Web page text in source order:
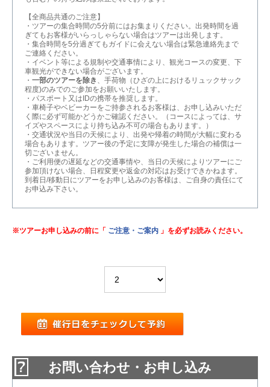
【全商品共通のご注意】
・ツアーの集合時間の5分前にはお集まりください。出発時間を過
ぎてもお客様がいらっしゃらない場合はツアーは出発します。
・集合時間を5分過ぎてもガイドに会えない場合は緊急連絡先まで
ご連絡ください。
・イベント等による規制や交通事情により、観光コースの変更、下
車観光ができない場合がございます。
・ 一部のツアーを除き 、手荷物（ひざの上におけるリュックサック
程度)のみでのご参加をお願いいたします。
・パスポート又はIDの携帯を推奨します。
・車椅子やベビーカーをご持参されるお客様は、お申し込みいただ
く際に必ず可能かどうかご確認ください。（コースによっては、サ
イズやスペースにより持ち込み不可の場合もあります。）
・交通状況や当日の天候により、出発や帰着の時間が大幅に変わる
場合もあります。ツアー後の予定に支障が発生した場合の補償は一
切ございません。
・ご利用便の遅延などの交通事情や、当日の天候によりツアーにご
参加頂けない場合、日程変更や返金の対応はお受けできかねます。
到着日/移動日にツアーをお申し込みのお客様は、ご自身の責任にて
お申込み下さい。
※ツアーお申し込みの前に「 ご注意・ご案内 」を必ずお読みください。
お問い合わせ・お申し込み